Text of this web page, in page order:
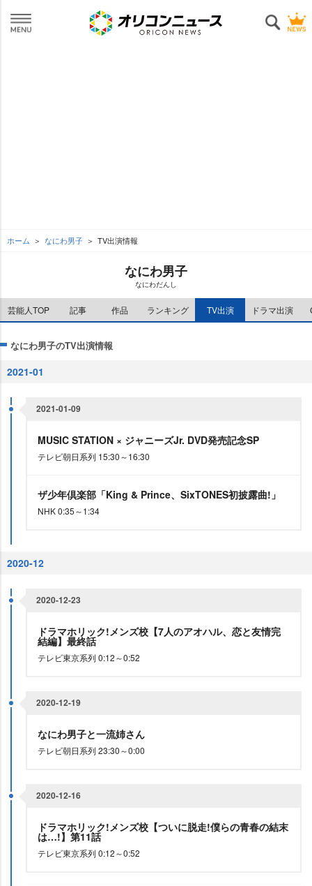
ホーム なにわ男子 TV出演情報
なにわ男子
なにわだんし
芸能人TOP 記事 作品 ランキング TV出演 ドラマ出演
なにわ男子のTV出演情報
2021-01
2021-01-09
MUSIC STATION × ジャニーズJr. DVD発売記念SP
テレビ朝日系列 15:30～16:30
ザ少年倶楽部「King & Prince、SixTONES初披露曲!」
NHK 0:35～1:34
2020-12
2020-12-23
ドラマホリック!メンズ校【7人のアオハル、恋と友情完
結編】最終話
テレビ東京系列 0:12～0:52
2020-12-19
なにわ男子と一流姉さん
テレビ朝日系列 23:30～0:00
2020-12-16
ドラマホリック!メンズ校【ついに脱走!僕らの青春の結末
は…!】第11話
テレビ東京系列 0:12～0:52